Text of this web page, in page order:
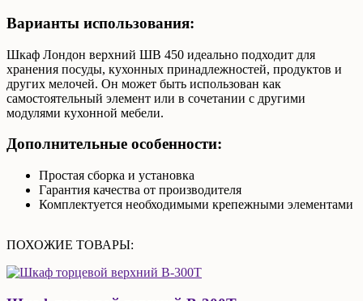
Варианты использования:
Шкаф Лондон верхний ШВ 450 идеально подходит для
хранения посуды, кухонных принадлежностей, продуктов и
других мелочей. Он может быть использован как
самостоятельный элемент или в сочетании с другими
модулями кухонной мебели.
Дополнительные особенности:
Простая сборка и установка
Гарантия качества от производителя
Комплектуется необходимыми крепежными элементами
ПОХОЖИЕ ТОВАРЫ: